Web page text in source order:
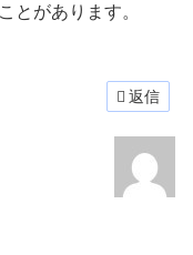
とがあります。
返信